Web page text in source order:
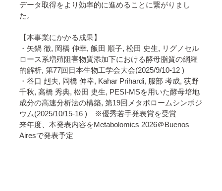
データ取得をより効率的に進めることに繋がりまし
た。
【本事業にかかる成果】
・矢鍋 徹, 岡橋 伸幸, 飯田 順子, 松田 史生, リグノセル
ロース系増殖阻害物質添加下における酵母脂質の網羅
的解析, 第77回日本生物工学会大会(2025/9/10-12 )
・谷口 赳夫, 岡橋 伸幸, Kahar Prihardi, 服部 考成, 荻野
千秋, 高橋 秀典, 松田 史生, PESI-MSを用いた酵母培地
成分の高速分析法の構築, 第19回メタボロームシンポジ
ウム(2025/10/15-16 ) ※優秀若手発表賞を受賞
来年度、本発表内容をMetabolomics 2026＠Buenos
Airesで発表予定